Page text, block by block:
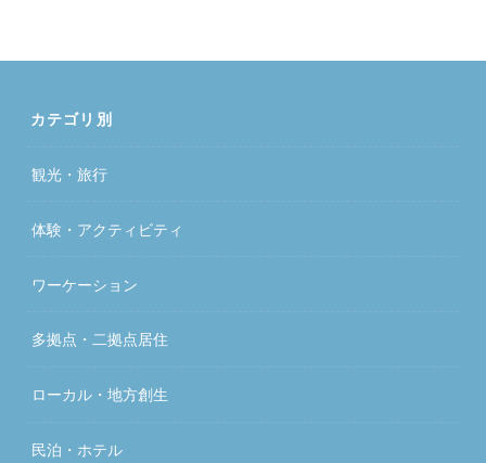
カテゴリ別
観光・旅行
体験・アクティビティ
ワーケーション
多拠点・二拠点居住
ローカル・地方創生
民泊・ホテル